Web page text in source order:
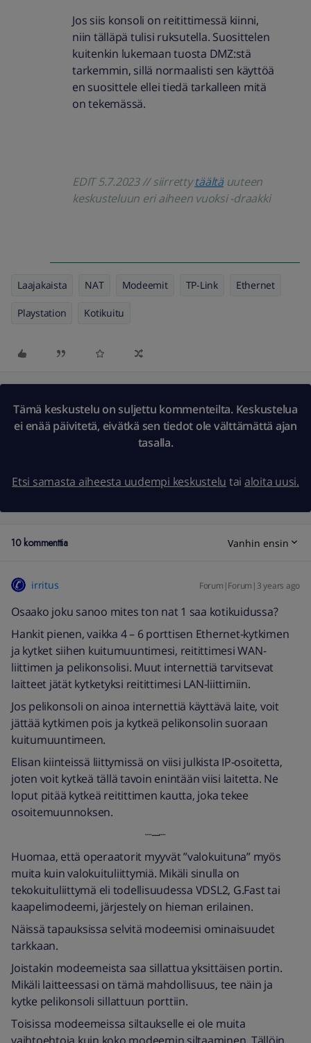
Jos siis konsoli on reitittimessä kiinni,
niin tälläpä tulisi ruksutella. Suosittelen
kuitenkin lukemaan tuosta DMZ:stä
tarkemmin, sillä normaalisti sen käyttöä
en suosittele ellei tiedä tarkalleen mitä
on tekemässä.
EDIT 5.7.2023 // siirrettytäältäuuteen
keskusteluun eri aiheen vuoksi -draakki
Laajakaista NAT Modeemit TP-Link Ethernet
Playstation Kotikuitu
Tämä keskustelu on suljettu kommenteilta. Keskustelua
ei enää päivitetä, eivätkä sen tiedot ole välttämättä ajan
tasalla.
Etsi samasta aiheesta uudempi keskustelu tai aloita uusi.
10 kommenttia Vanhin ensin
irritus Forum|Forum|3 years ago
Osaako joku sanoo mites ton nat 1 saa kotikuidussa?
Hankit pienen, vaikka 4 – 6 porttisen Ethernet-kytkimen
ja kytket siihen kuitumuuntimesi, reitittimesi WAN-
liittimen ja pelikonsolisi. Muut internettiä tarvitsevat
laitteet jätät kytketyksi reitittimesi LAN-liittimiin.
Jos pelikonsoli on ainoa internettiä käyttävä laite, voit
jättää kytkimen pois ja kytkeä pelikonsolin suoraan
kuitumuuntimeen.
Elisan kiinteissä liittymissä on viisi julkista IP-osoitetta,
joten voit kytkeä tällä tavoin enintään viisi laitetta. Ne
loput pitää kytkeä reitittimen kautta, joka tekee
osoitemuunnoksen.
┈─┈
Huomaa, että operaatorit myyvät ”valokuituna” myös
muita kuin valokuituliittymiä. Mikäli sinulla on
tekokuituliittymä eli todellisuudessa VDSL2, G.Fast tai
kaapelimodeemi, järjestely on hieman erilainen.
Näissä tapauksissa selvitä modeemisi ominaisuudet
tarkkaan.
Joistakin modeemeista saa sillattua yksittäisen portin.
Mikäli laitteessasi on tämä mahdollisuus, tee näin ja
kytke pelikonsoli sillattuun porttiin.
Toisissa modeemeissa siltaukselle ei ole muita